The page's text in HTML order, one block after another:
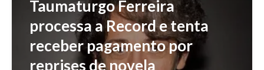
Taumaturgo Ferreira
processa a Record e tenta
receber pagamento por
reprises de novela